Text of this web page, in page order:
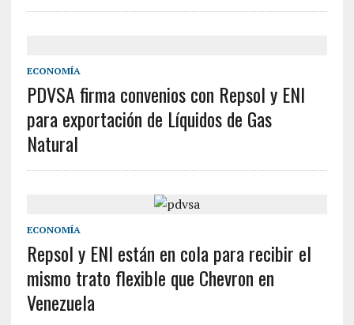
ECONOMÍA
PDVSA firma convenios con Repsol y ENI
para exportación de Líquidos de Gas
Natural
ECONOMÍA
Repsol y ENI están en cola para recibir el
mismo trato flexible que Chevron en
Venezuela